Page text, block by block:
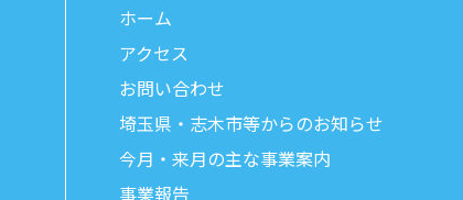
ホーム
アクセス
お問い合わせ
埼玉県・志木市等からのお知らせ
今月・来月の主な事業案内
事業報告